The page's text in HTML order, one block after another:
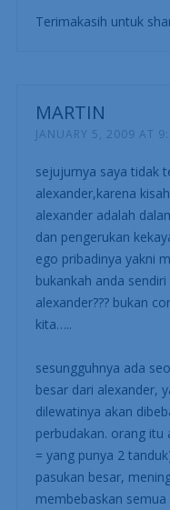
Terimakasih untuk
MARTIN
JANUARY 5, 2009 AT
sejujurnya saya tidak
alexander,karena
alexander adalah
dan pengerukan
ego pribadinya yakni
bukankah anda
alexander??? bukan
kita…..
sesungguhnya ada
besar dari alexander,
dilewatinya akan
perbudakan. orang itu
= yang punya 2
pasukan besar,
membebaskan